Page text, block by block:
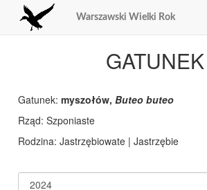
Warszawski Wielki Rok
GATUNEK
Gatunek:myszołów,Buteo buteo
Rząd:
Rodzina: